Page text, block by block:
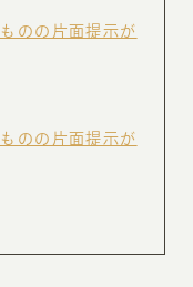
のの片面提示が
のの片面提示が